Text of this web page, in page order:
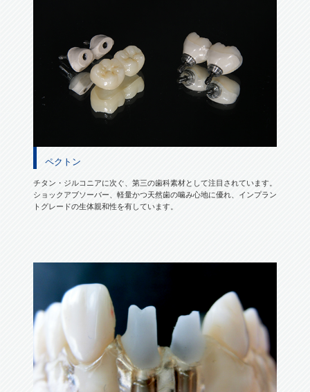
ペクトン
チタン・ジルコニアに次ぐ、第三の歯科素材として注目されています。
ショックアブソーバー、軽量かつ天然歯の噛み心地に優れ、インプラン
トグレードの生体親和性を有しています。